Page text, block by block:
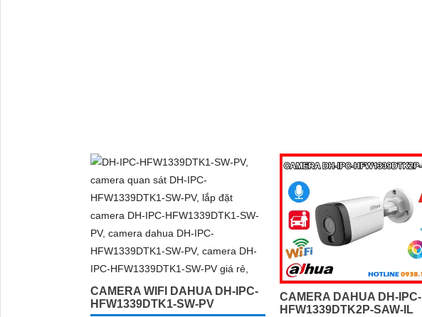
CAMERA WIFI DAHUA DH-IPC-
HFW1339DTK1-SW-PV
CAMERA DAHUA DH-IPC-
HFW1339DTK2P-SAW-IL